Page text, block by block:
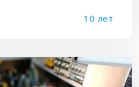
10 лет